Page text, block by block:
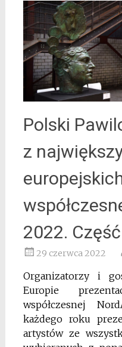
Polski
z
2022.
29 czerwca 2022
Organizatorzy i
Europie
współczesnej
każdego roku
artystów ze